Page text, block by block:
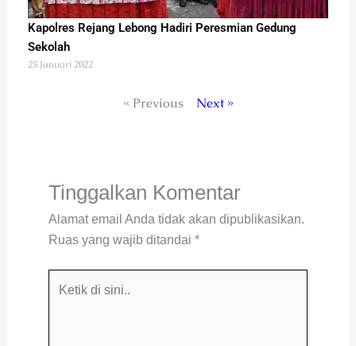
Kapolres Rejang Lebong Hadiri Peresmian Gedung
Sekolah
25 Januari 2022
« Previous Next »
Tinggalkan Komentar
Alamat email Anda tidak akan dipublikasikan.
Ruas yang wajib ditandai *